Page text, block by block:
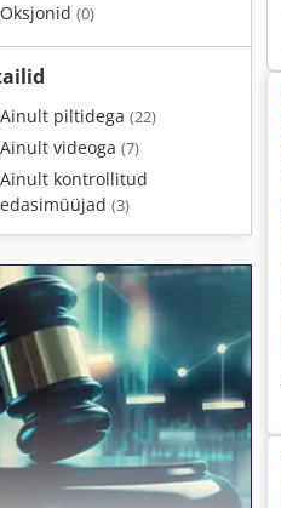
Oksjonid (0)
Ainult piltidega (22)
Ainult videoga (7)
Ainult kontrollitud
edasimüüjad (3)
Skaalal